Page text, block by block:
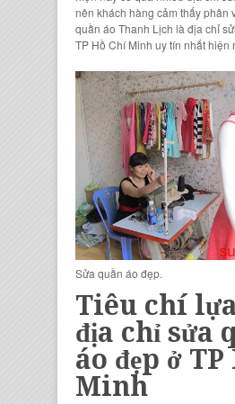
nên khách hàng cảm thấy phân
quần áo Thanh Lịch là địa chỉ
TP Hồ Chí Minh uy tín nhất hiện
Sửa quần áo đẹp.
Tiêu chí
địa chỉ sửa
áo đẹp ở
Minh